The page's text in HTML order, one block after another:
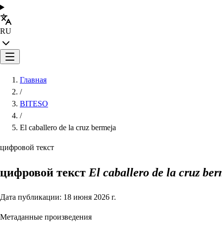
RU
Главная
/
BITESO
/
El caballero de la cruz bermeja
цифровой текст
цифровой текст El caballero de la cruz
Дата публикации: 18 июня 2026 г.
Метаданные произведения